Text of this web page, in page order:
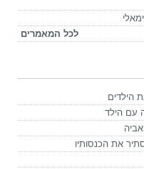
לכל המאמרים
הילדים
עם הילד
את הכנסותיו